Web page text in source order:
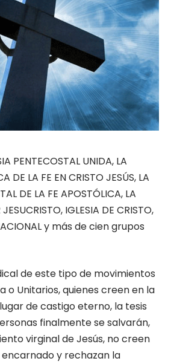
PENTECOSTAL UNIDA, LA
DE LA FE EN CRISTO JESÚS, LA
DE LA FE APOSTÓLICA, LA
JESUCRISTO, IGLESIA DE CRISTO,
y más de cien grupos
de este tipo de movimientos
o Unitarios, quienes creen en la
de castigo eterno, la tesis
finalmente se salvarán,
virginal de Jesús, no creen
encarnado y rechazan la